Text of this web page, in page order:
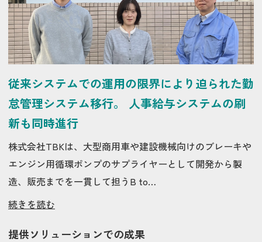
従来システムでの運用の限界により迫られた勤
怠管理システム移行。 人事給与システムの刷
新も同時進行
株式会社TBKは、大型商用車や建設機械向けのブレーキや
エンジン用循環ポンプのサプライヤーとして開発から製
造、販売までを一貫して担うB to…
続きを読む
提供ソリューションでの成果